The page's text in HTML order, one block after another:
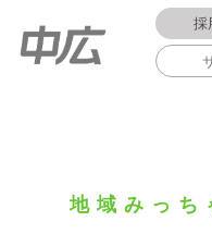
採
地域みっち